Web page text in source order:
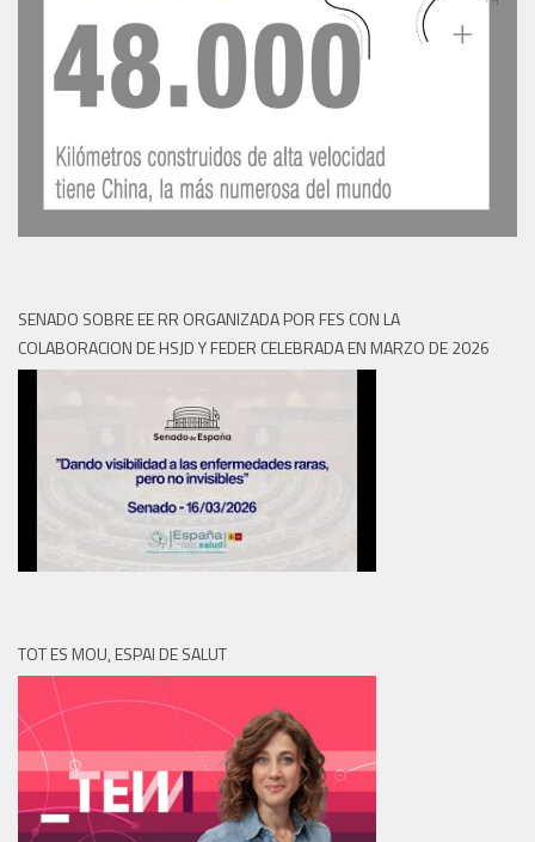
SENADO SOBRE EE RR ORGANIZADA POR FES CON LA
COLABORACION DE HSJD Y FEDER CELEBRADA EN MARZO DE 2026
TOT ES MOU, ESPAI DE SALUT